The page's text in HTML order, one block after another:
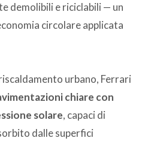
demolibili e riciclabili — un
circolare applicata
urbano, Ferrari
chiare con
solare, capaci di
dalle superfici